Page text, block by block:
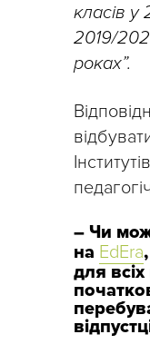
класів у
2019/
роках”.
– Чи
на EdEra
для